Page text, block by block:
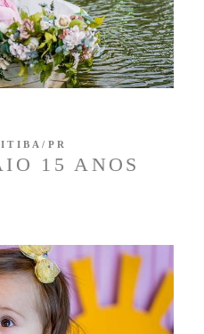
15 ANOS
PR